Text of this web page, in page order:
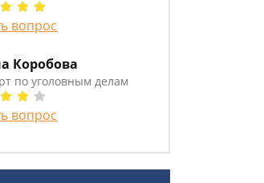
вопрос
Коробова
по уголовным делам
вопрос